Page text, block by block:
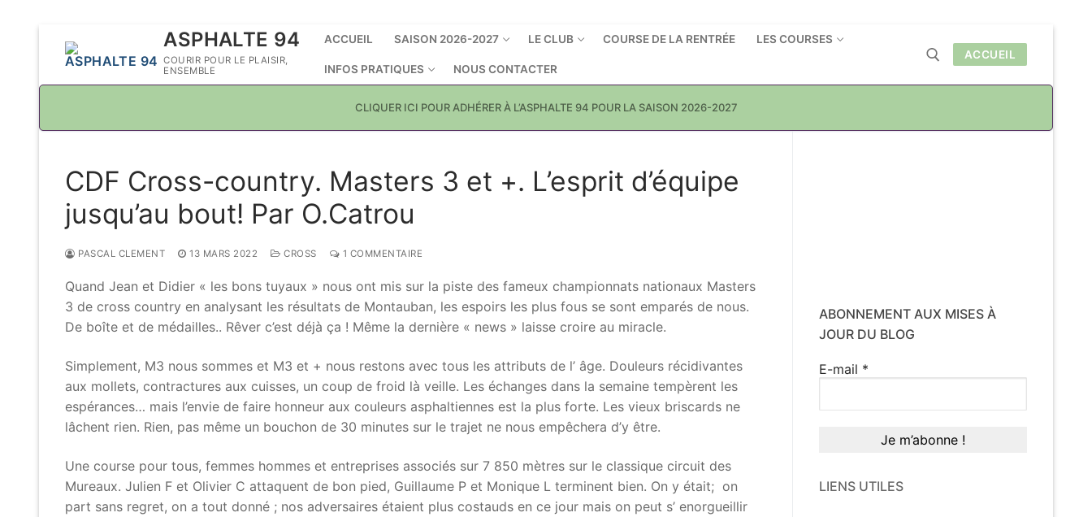
ASPHALTE 94
COURIR POUR LE PLAISIR,
ENSEMBLE
ACCUEIL SAISON 2026-2027 LE CLUB COURSE DE LA RENTRÉE LES COURSES
INFOS PRATIQUES NOUS CONTACTER
ACCUEIL
CLIQUER ICI POUR ADHÉRER À L’ASPHALTE 94 POUR LA SAISON 2026-2027
CDF Cross-country. Masters 3 et +. L’esprit d’équipe
jusqu’au bout! Par O.Catrou
PASCAL CLEMENT 13 MARS 2022 CROSS 1 COMMENTAIRE
Quand Jean et Didier « les bons tuyaux » nous ont mis sur la piste des fameux championnats nationaux Masters
3 de cross country en analysant les résultats de Montauban, les espoirs les plus fous se sont emparés de nous.
De boîte et de médailles.. Rêver c’est déjà ça ! Même la dernière « news » laisse croire au miracle.
Simplement, M3 nous sommes et M3 et + nous restons avec tous les attributs de l’ âge. Douleurs récidivantes
aux mollets, contractures aux cuisses, un coup de froid là veille. Les échanges dans la semaine tempèrent les
espérances… mais l’envie de faire honneur aux couleurs asphaltiennes est la plus forte. Les vieux briscards ne
lâchent rien. Rien, pas même un bouchon de 30 minutes sur le trajet ne nous empêchera d’y être.
Une course pour tous, femmes hommes et entreprises associés sur 7 850 mètres sur le classique circuit des
Mureaux. Julien F et Olivier C attaquent de bon pied, Guillaume P et Monique L terminent bien. On y était; on
part sans regret, on a tout donné ; nos adversaires étaient plus costauds en ce jour mais on peut s’ enorgueillir
ABONNEMENT AUX MISES À
JOUR DU BLOG
E-mail *
LIENS UTILES